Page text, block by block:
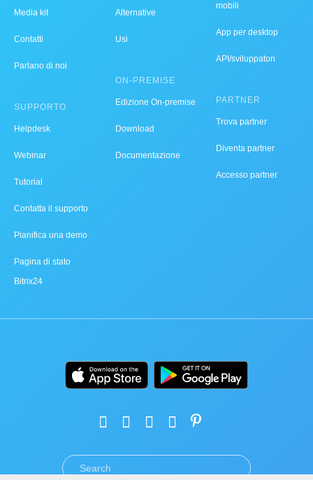
Media kit
Contatti
Parlano di noi
SUPPORTO
Helpdesk
Webinar
Tutorial
Contatta il supporto
Pianifica una demo
Pagina di stato
Bitrix24
Alternative
Usi
ON-PREMISE
Edizione On-premise
Download
Documentazione
mobili
App per desktop
API/sviluppatori
PARTNER
Trova partner
Diventa partner
Accesso partner